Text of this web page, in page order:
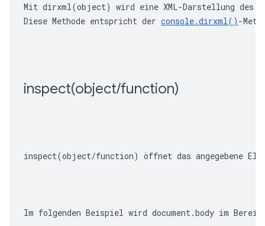
Mit dirxml(object) wird eine XML-Darstellung des
Diese Methode entspricht der console.dirxml() -
inspect(object/function)
inspect(object/function) öffnet das angegebene
Im folgenden Beispiel wird document.body im